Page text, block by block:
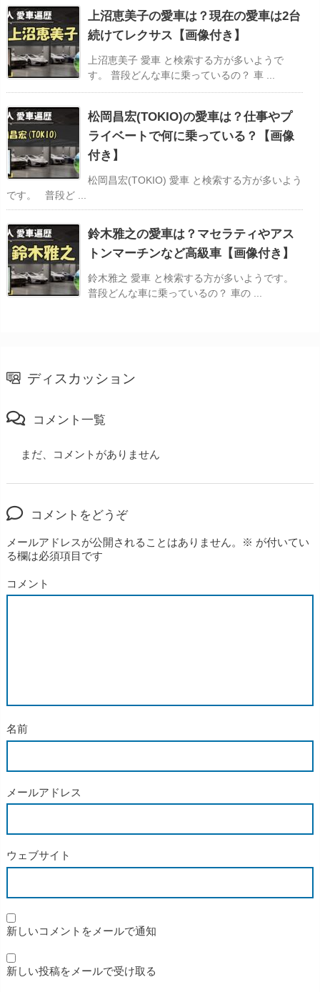
上沼恵美子の愛車は？現在の愛車は2台
続けてレクサス【画像付き】
上沼恵美子 愛車 と検索する方が多いようで
す。 普段どんな車に乗っているの？ 車 ...
松岡昌宏(TOKIO)の愛車は？仕事やプ
ライベートで何に乗っている？【画像
付き】
松岡昌宏(TOKIO) 愛車 と検索する方が多いよう
です。 普段ど ...
鈴木雅之の愛車は？マセラティやアス
トンマーチンなど高級車【画像付き】
鈴木雅之 愛車 と検索する方が多いようです。
普段どんな車に乗っているの？ 車の ...
ディスカッション
コメント一覧
まだ、コメントがありません
コメントをどうぞ
メールアドレスが公開されることはありません。 ※ が付いてい
る欄は必須項目です
コメント
名前
メールアドレス
ウェブサイト
新しいコメントをメールで通知
新しい投稿をメールで受け取る